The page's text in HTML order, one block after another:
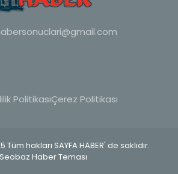
PolitikasıÇerez Politikası
hakları SAYFA HABER' de saklıdır.
Seobaz Haber Teması